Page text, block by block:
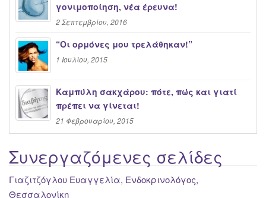
γονιμοποίηση, νέα έρευνα!
2 Σεπτεμβρίου, 2016
“Oι ορμόνες μου τρελάθηκαν!”
1 Ιουλίου, 2015
Καμπύλη σακχάρου: πότε, πώς και γιατί
πρέπει να γίνεται!
21 Φεβρουαρίου, 2015
Συνεργαζόμενες σελίδες
Γιαζιτζόγλου Ευαγγελία, Ενδοκρινολόγος,
Θεσσαλονίκη